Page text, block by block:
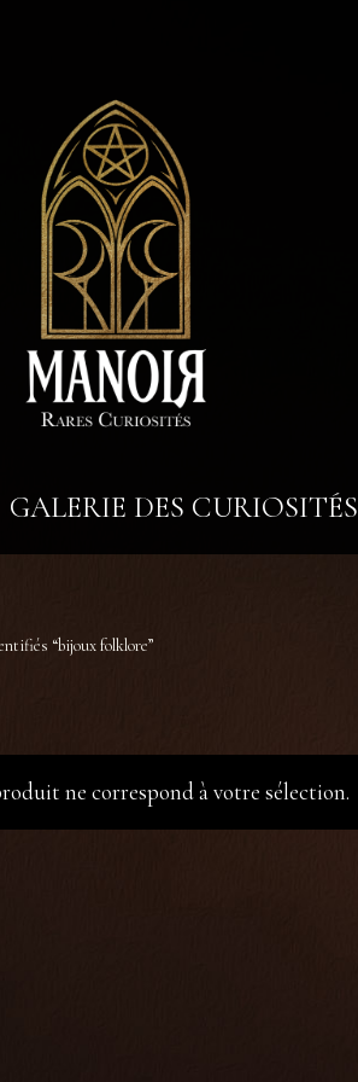
GALERIE DES CURIOSITÉS
“bijoux folklore”
ne correspond à votre sélection.